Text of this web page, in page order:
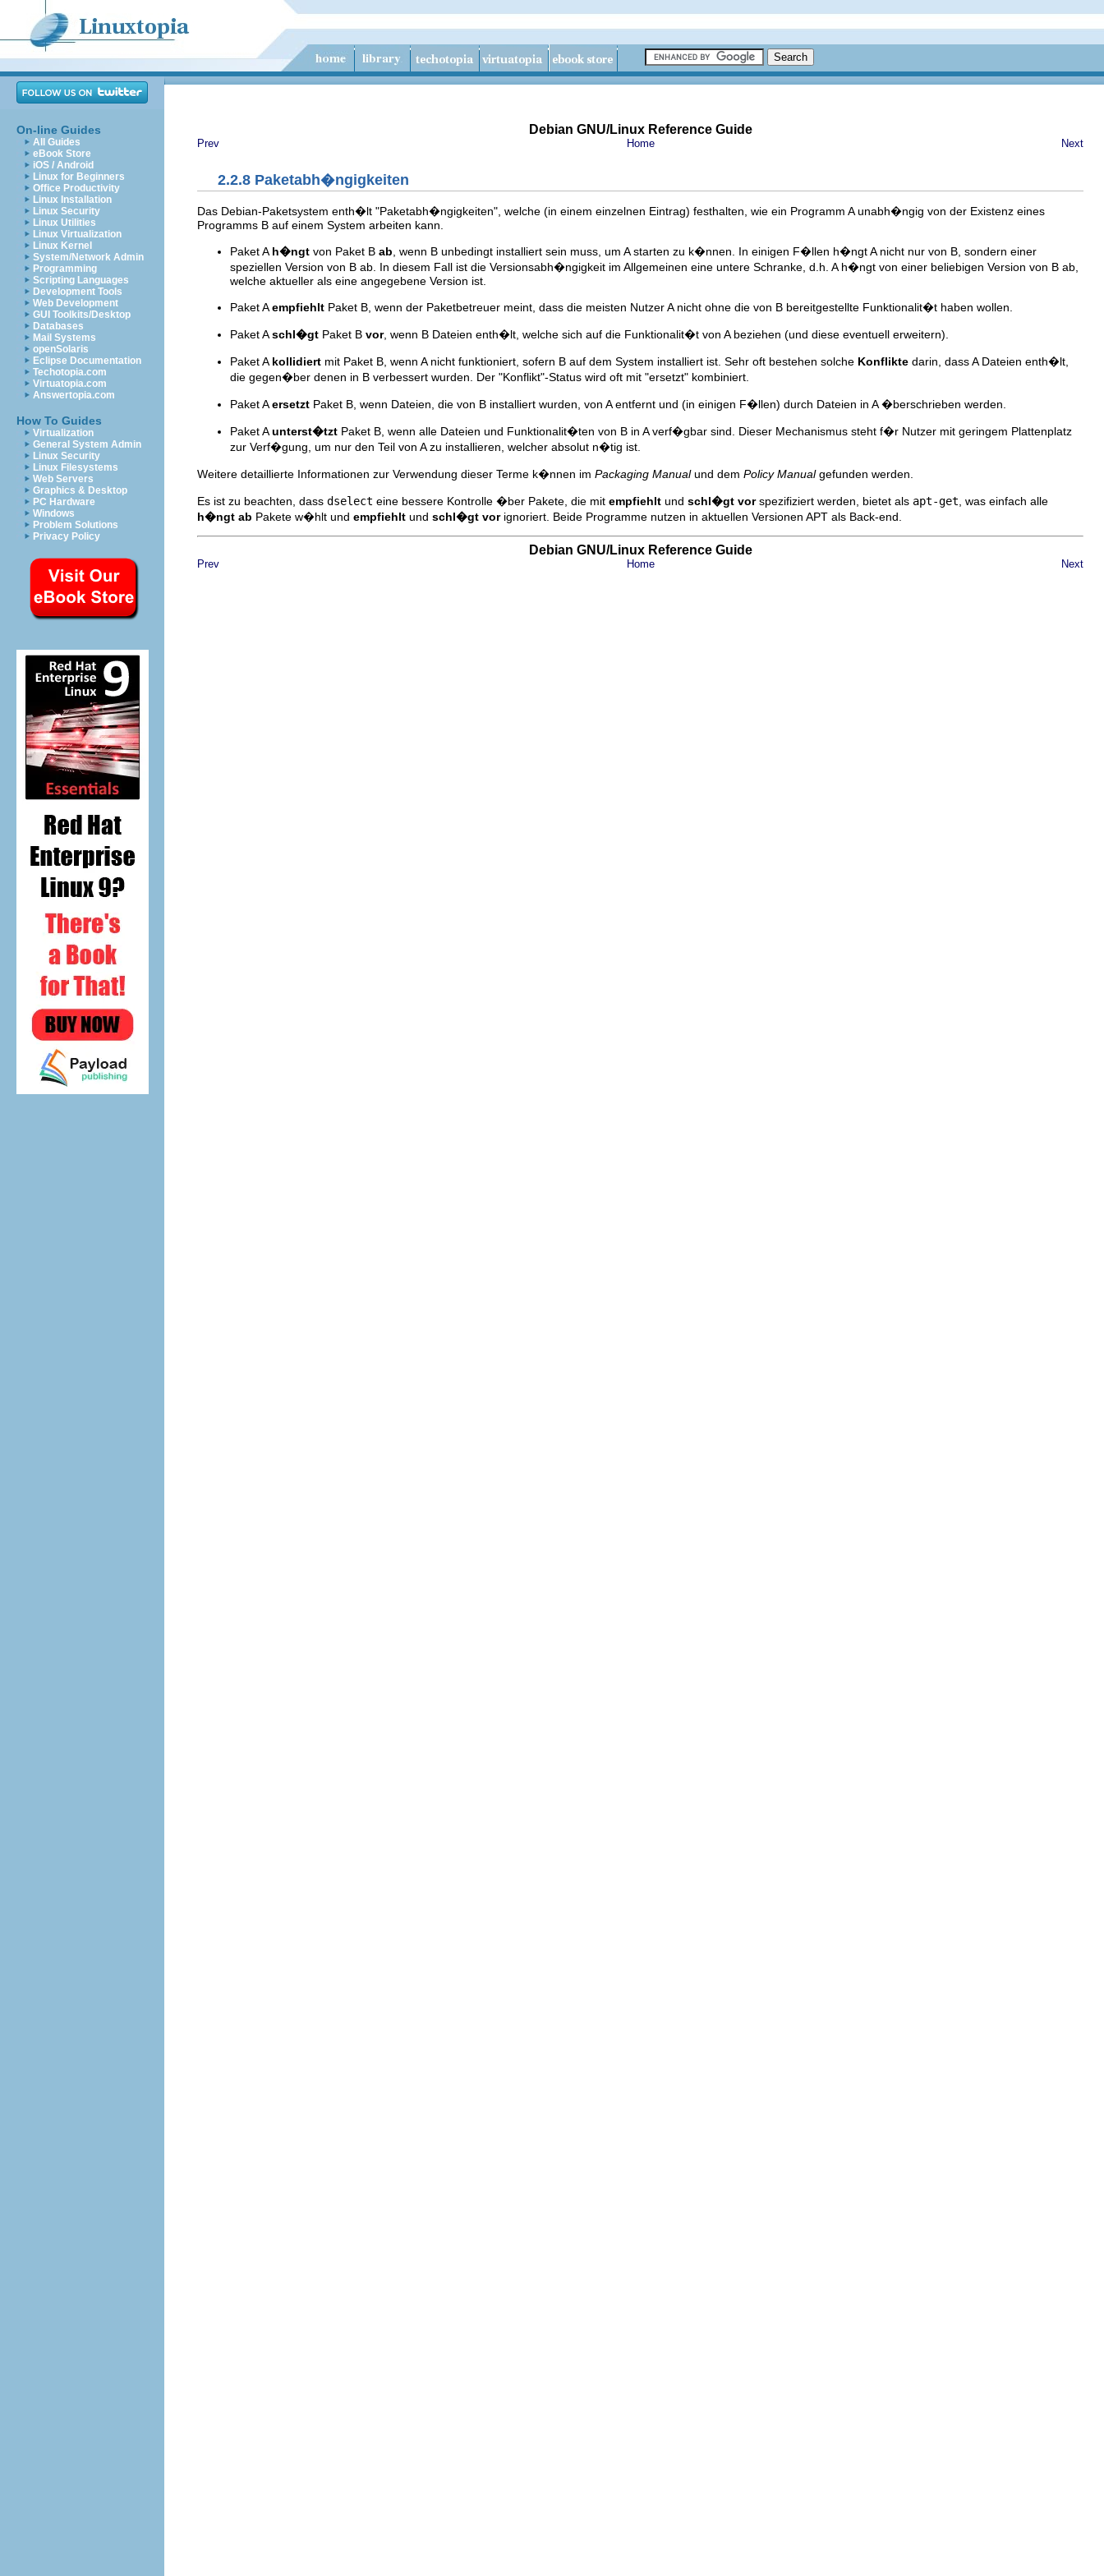
On-line Guides
All Guides
eBook Store
iOS / Android
Linux for Beginners
Office Productivity
Linux Installation
Linux Security
Linux Utilities
Linux Virtualization
Linux Kernel
System/Network Admin
Programming
Scripting Languages
Development Tools
Web Development
GUI Toolkits/Desktop
Databases
Mail Systems
openSolaris
Eclipse Documentation
Techotopia.com
Virtuatopia.com
Answertopia.com
How To Guides
Virtualization
General System Admin
Linux Security
Linux Filesystems
Web Servers
Graphics & Desktop
PC Hardware
Windows
Problem Solutions
Privacy Policy
Debian GNU/Linux Reference Guide
Prev Home Next
2.2.8 Paketabh�ngigkeiten
Das Debian-Paketsystem enth�lt "Paketabh�ngigkeiten", welche (in einem einzelnen Eintrag) festhalten, wie ein Programm A unabh�ngig von der Existenz eines
Programms B auf einem System arbeiten kann.
Paket A h�ngt von Paket B ab , wenn B unbedingt installiert sein muss, um A starten zu k�nnen. In einigen F�llen h�ngt A nicht nur von B, sondern einer
speziellen Version von B ab. In diesem Fall ist die Versionsabh�ngigkeit im Allgemeinen eine untere Schranke, d.h. A h�ngt von einer beliebigen Version von B ab,
welche aktueller als eine angegebene Version ist.
Paket Aempfiehlt Paket B, wenn der Paketbetreuer meint, dass die meisten Nutzer A nicht ohne die von B bereitgestellte Funktionalit�t haben wollen.
Paket Aschl�gt Paket B vor, wenn B Dateien enth�lt, welche sich auf die Funktionalit�t von A beziehen (und diese eventuell erweitern).
Paket A kollidiert mit Paket B, wenn A nicht funktioniert, sofern B auf dem System installiert ist. Sehr oft bestehen solche Konflikte darin, dass A Dateien enth�lt,
die gegen�ber denen in B verbessert wurden. Der "Konflikt"-Status wird oft mit "ersetzt" kombiniert.
Paket Aersetzt Paket B, wenn Dateien, die von B installiert wurden, von A entfernt und (in einigen F�llen) durch Dateien in A �berschrieben werden.
Paket Aunterst�tzt Paket B, wenn alle Dateien und Funktionalit�ten von B in A verf�gbar sind. Dieser Mechanismus steht f�r Nutzer mit geringem Plattenplatz
zur Verf�gung, um nur den Teil von A zu installieren, welcher absolut n�tig ist.
Weitere detaillierte Informationen zur Verwendung dieser Terme k�nnen im Packaging Manualund dem Policy Manualgefunden werden.
Es ist zu beachten, dass dselect eine bessere Kontrolle �ber Pakete, die mit empfiehlt und schl�gt vorspezifiziert werden, bietet als apt-get , was einfach alle
h�ngt ab Pakete w�hlt und empfiehlt und schl�gt vorignoriert. Beide Programme nutzen in aktuellen Versionen APT als Back-end.
Debian GNU/Linux Reference Guide
Prev Home Next